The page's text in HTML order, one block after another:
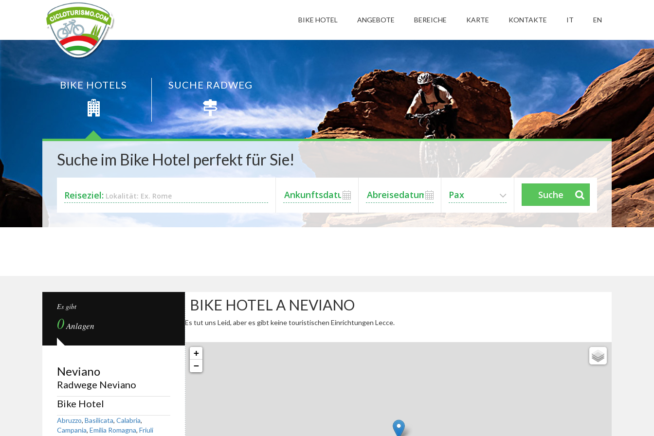
BIKE HOTEL ANGEBOTE BEREICHE KARTE KONTAKTE IT EN
BIKE HOTELS SUCHE RADWEG
Suche im Bike Hotel perfekt für Sie!
Reiseziel: Lokalität: Ex. Rome Pax Suche
BIKE HOTEL A NEVIANO
Es tut uns Leid, aber es gibt keine touristischen Einrichtungen Lecce.
+
−
Es gibt
0Anlagen
Neviano
Radwege Neviano
Bike Hotel
Abruzzo, Basilicata, Calabria,
Campania, Emilia Romagna, Friuli